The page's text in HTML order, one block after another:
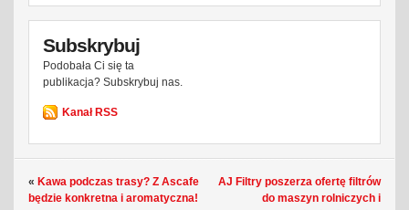
Subskrybuj
Podobała Ci się ta
publikacja? Subskrybuj nas.
Kanał RSS
AJ Filtry poszerza ofertę filtrów
do maszyn rolniczych i
« Kawa podczas trasy? Z Ascafe
będzie konkretna i aromatyczna!